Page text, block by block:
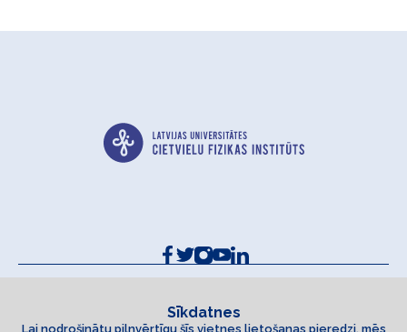
Kontakti un rekvizīti
Sīkdatnes
Lai nodrošinātu pilnvērtīgu šīs vietnes lietošanas pieredzi, mēs